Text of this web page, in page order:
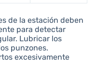
de la estación deben
para detectar
Lubricar los
punzones.
excesivamente